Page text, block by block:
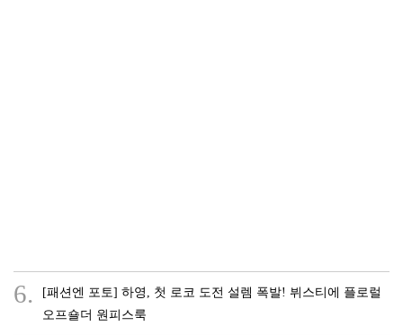
6.
[패션엔 포토] 하영, 첫 로코 도전 설렘 폭발! 뷔스티에 플로럴
오프숄더 원피스룩